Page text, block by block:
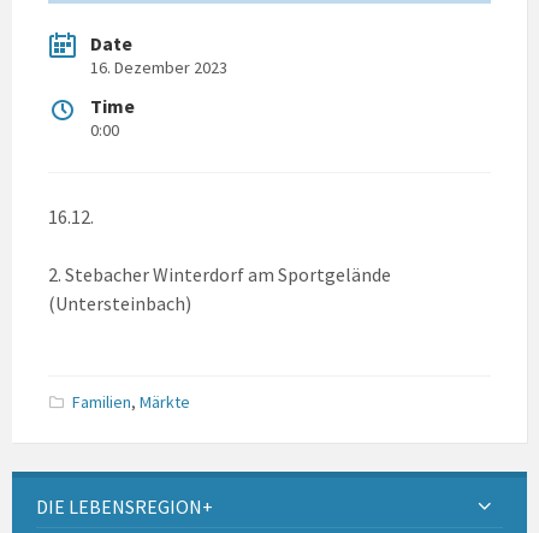
Date
16. Dezember 2023
Time
0:00
16.12.
2. Stebacher Winterdorf am Sportgelände
(Untersteinbach)
Familien, Märkte
DIE LEBENSREGION+